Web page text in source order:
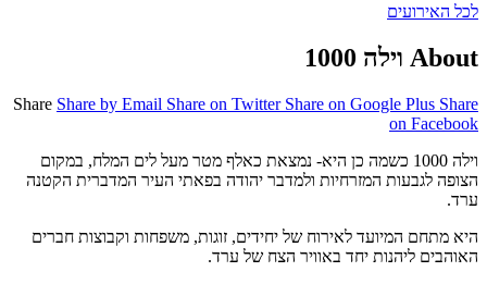
לכל האירועים
About וילה 1000
Share Share by Email Share on Twitter Share on Google Plus Share
on Facebook
וילה 1000 כשמה כן היא- נמצאת כאלף מטר מעל לים המלח, במקום
הצופה לגבעות המזרחיות ולמדבר יהודה בפאתי העיר המדברית הקטנה
ערד.
היא מתחם המיועד לאירוח של יחידים, זוגות, משפחות וקבוצות חברים
האוהבים ליהנות יחד באוויר הצח של ערד.